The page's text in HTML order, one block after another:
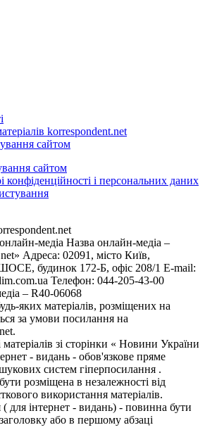
korrespondent.net
сайтом
сайтом
конфіденційності і персональних даних
медіа Назва онлайн-медіа –
Адреса: 02091, місто Київ,
будинок 172-Б, офіс 208/1 E-mail:
Телефон: 044-205-43-00
– R40-06068
яких матеріалів, розміщених на
за умови посилання на
зі сторінки « Новини України
- видань - обов'язкове пряме
систем гіперпосилання .
розміщена в незалежності від
використання матеріалів.
для інтернет - видань) - повинна бути
або в першому абзаці